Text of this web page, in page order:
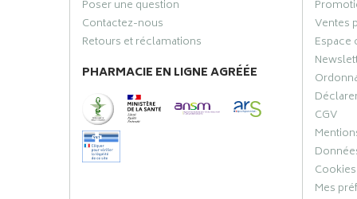
Poser une question
Contactez-nous
Retours et réclamations
PHARMACIE EN LIGNE AGRÉÉE
Ventes
Espace
CGV
Cookies
Mes